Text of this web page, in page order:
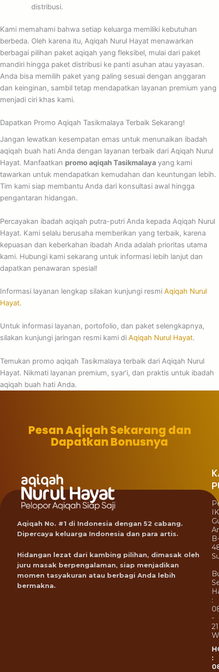
distribusi.
Kami memahami bahwa setiap keluarga memiliki kebutuhan
berbeda. Oleh karena itu, Aqiqah Nurul Hayat menawarkan
berbagai pilihan paket aqiqah yang fleksibel, mulai dari paket
mandiri hingga paket distribusi ke panti asuhan atau yayasan.
Anda bisa memilih paket yang paling sesuai dengan anggaran
dan keinginan, sambil tetap mendapatkan layanan premium yang
menjadi ciri khas kami.
Dapatkan Promo Aqiqah Tasikmalaya Terbaik Sekarang!
Jangan lewatkan kesempatan emas untuk menunaikan ibadah
aqiqah buah hati Anda dengan layanan terbaik dari Aqiqah Nurul
Hayat. Manfaatkan promo aqiqah Tasikmalaya yang kami
tawarkan untuk mendapatkan kemudahan dan keuntungan lebih.
Tim kami siap membantu Anda dari konsultasi awal hingga
pengantaran hidangan.
Percayakan ibadah aqiqah putra-putri Anda kepada Aqiqah Nurul
Hayat. Kami selalu berusaha memberikan yang terbaik, karena
kepuasan dan keberkahan ibadah Anda adalah prioritas utama
kami. Hubungi kami sekarang untuk informasi lebih lanjut dan
dapatkan penawaran spesial!
Informasi layanan lengkap silakan kunjungi resmi Aqiqah Nurul
Hayat.
Untuk informasi layanan, portofolio, dan paket selengkapnya,
silakan kunjungi jaringan resmi kami di Aqiqah Nurul Hayat.
Temukan promo aqiqah Tasikmalaya terbaik dari Aqiqah Nurul
Hayat. Nikmati layanan premium, syar’i, dan praktis untuk ibadah
aqiqah buah hati Anda.
Pesan Aqiqah Sekarang dan
Dapatkan Bonusnya
Aqiqah No. #1 di Indonesia dengan 52 cabang.
Dipercaya keluarga Indonesia dan para artis.
Hidangan lezat dari kambing pilihan, dimasak oleh
juru masak berpengalaman, siap menjadikan
momen tasyakuran atau berbagi Anda lebih
bermakna.
B-
:
-
: